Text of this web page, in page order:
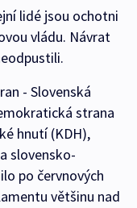
lidé jsou ochotni
vládu. Návrat
- Slovenská
strana
hnutí (KDH),
slovensko-
po červnových
většinu nad